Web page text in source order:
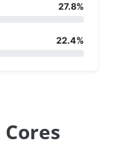
27.8%
22.4%